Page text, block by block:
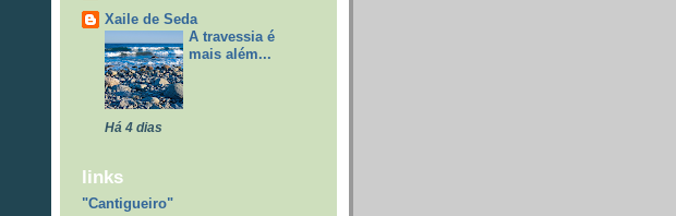
Xaile de Seda
A travessia é
mais além...
Há 4 dias
links
"Cantigueiro"